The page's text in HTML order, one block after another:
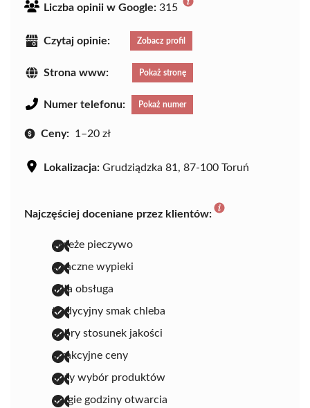
Liczba opinii w Google: 315
Czytaj opinie: Zobacz profil
Strona www: Pokaż stronę
Numer telefonu: Pokaż numer
Ceny: 1–20 zł
Lokalizacja: Grudziądzka 81, 87-100 Toruń
Najczęściej doceniane przez klientów:
świeże pieczywo
smaczne wypieki
miła obsługa
tradycyjny smak chleba
dobry stosunek jakości
atrakcyjne ceny
duży wybór produktów
długie godziny otwarcia